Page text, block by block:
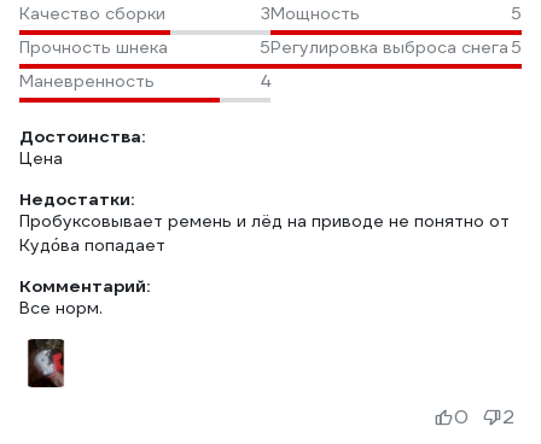
Качество сборки 3Мощность
5
Прочность шнека
5Регулировка выброса снега 5
Маневренность
4
Достоинства:
Цена
Недостатки:
Пробуксовывает ремень и лёд на приводе не понятно от
Кудо́ва попадает
Комментарий:
Все норм.
0 2